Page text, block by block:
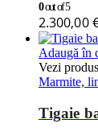
0out of 5
2.300,00
Adaugă în
Vezi
Marmite,
Tigaie